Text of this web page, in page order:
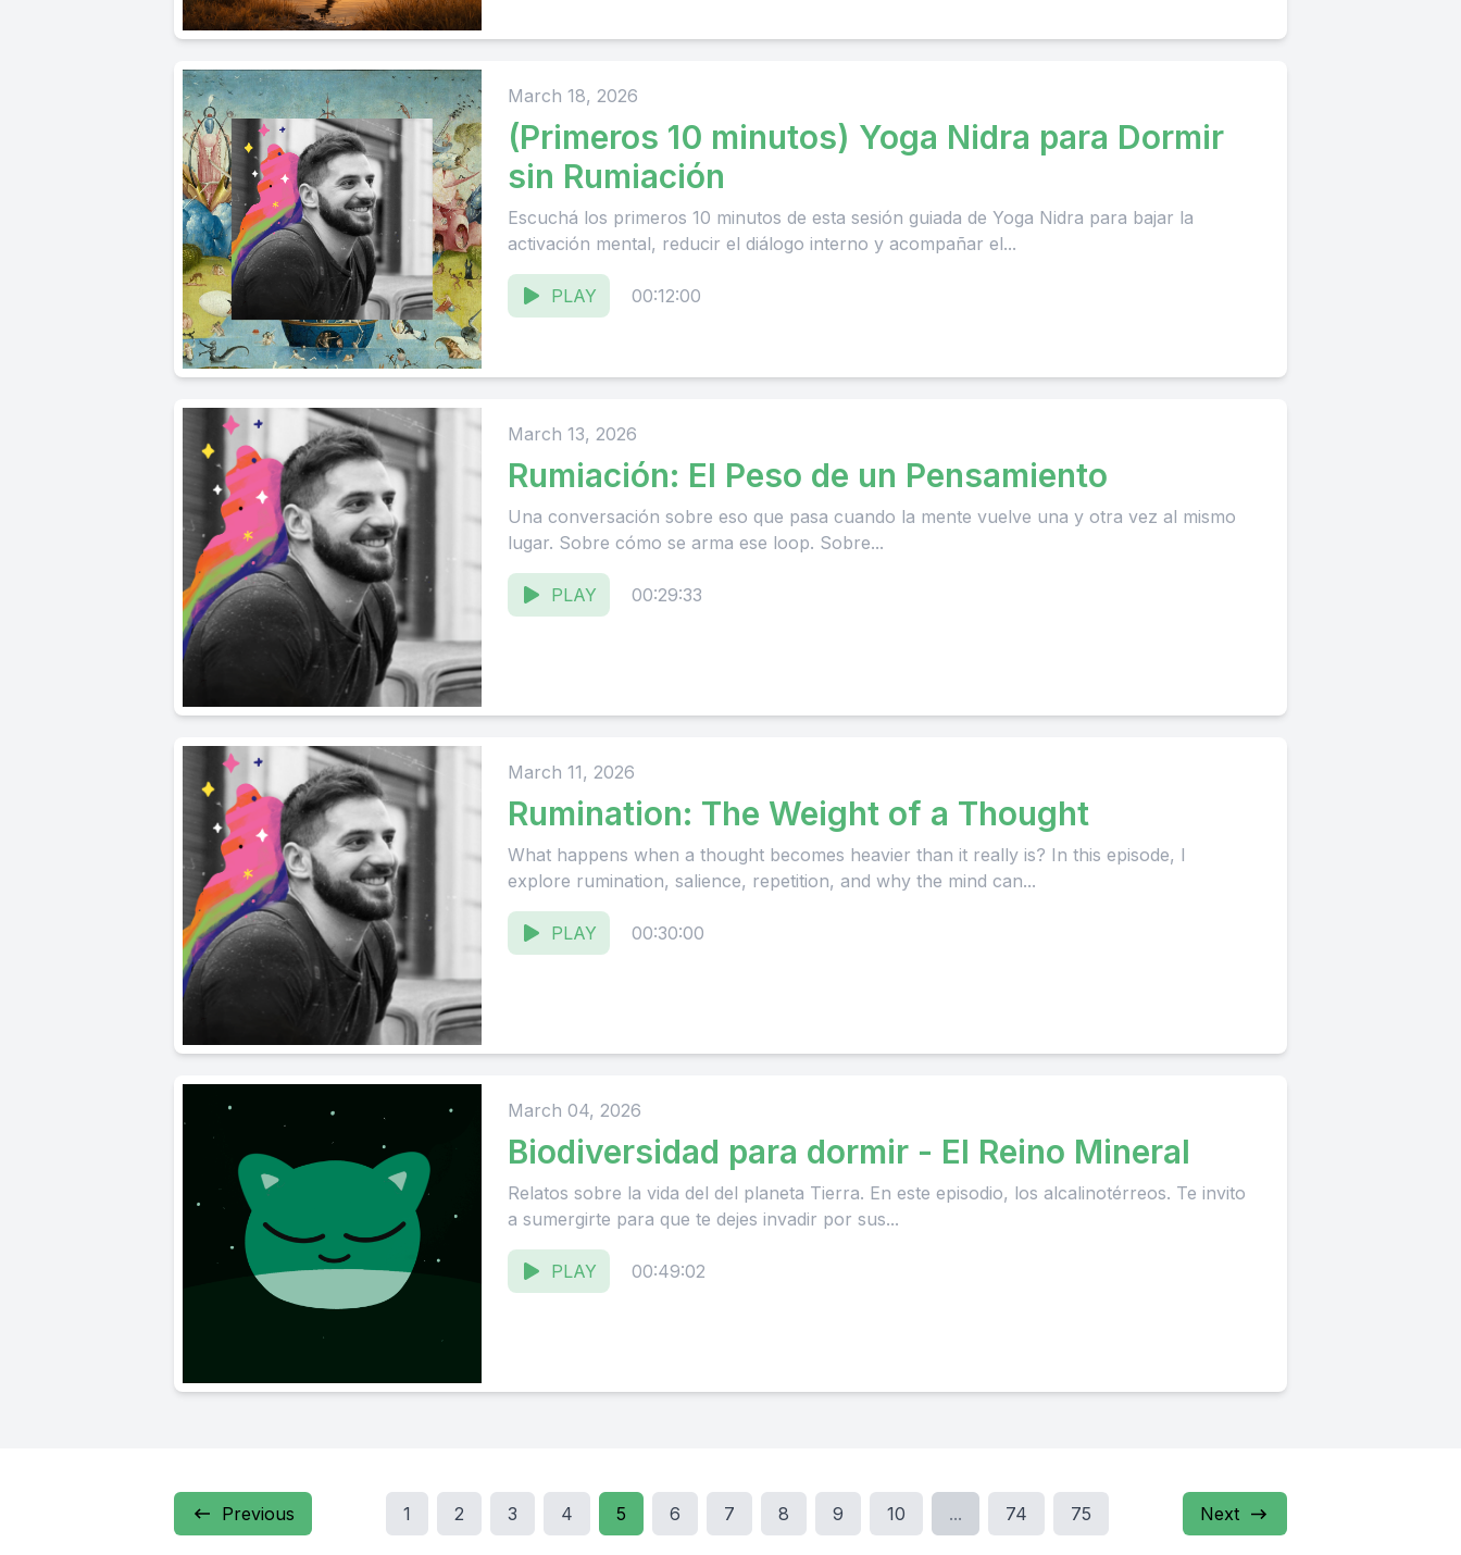
March 18, 2026
(Primeros 10 minutos) Yoga Nidra para Dormir
sin Rumiación
Escuchá los primeros 10 minutos de esta sesión guiada de Yoga Nidra para bajar la
activación mental, reducir el diálogo interno y acompañar el...
PLAY 00:12:00
March 13, 2026
Rumiación: El Peso de un Pensamiento
Una conversación sobre eso que pasa cuando la mente vuelve una y otra vez al mismo
lugar. Sobre cómo se arma ese loop. Sobre...
PLAY 00:29:33
March 11, 2026
Rumination: The Weight of a Thought
What happens when a thought becomes heavier than it really is? In this episode, I
explore rumination, salience, repetition, and why the mind can...
PLAY 00:30:00
March 04, 2026
Biodiversidad para dormir - El Reino Mineral
Relatos sobre la vida del del planeta Tierra. En este episodio, los alcalinotérreos. Te invito
a sumergirte para que te dejes invadir por sus...
PLAY 00:49:02
Previous 1 2 3 4 5 6 7 8 9 10 ... 74 75 Next